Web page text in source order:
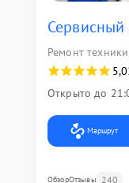
Сервисный
Ремонт
5,0
Открыто до
Маршрут
ОбзорОтзывы 240